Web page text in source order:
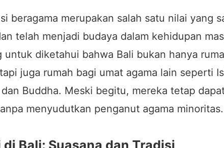
beragama merupakan salah satu nilai yang
telah menjadi budaya dalam kehidupan
untuk diketahui bahwa Bali bukan hanya
juga rumah bagi umat agama lain seperti
Buddha. Meski begitu, mereka tetap
menyudutkan penganut agama minoritas.
di Bali: Suasana dan Tradisi